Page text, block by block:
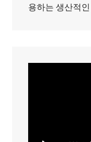
용하는 생산적